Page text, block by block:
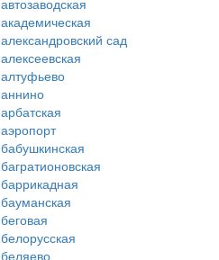
автозаводская
академическая
александровский сад
алексеевская
алтуфьево
аннино
арбатская
аэропорт
бабушкинская
багратионовская
баррикадная
бауманская
беговая
белорусская
беляево